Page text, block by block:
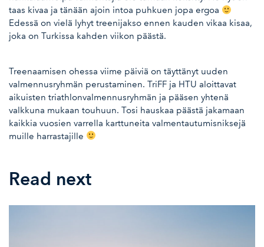
taas kivaa ja tänään ajoin intoa puhkuen jopa ergoa
Edessä on vielä lyhyt treenijakso ennen kauden vikaa kisaa,
joka on Turkissa kahden viikon päästä.
Treenaamisen ohessa viime päiviä on täyttänyt uuden
valmennusryhmän perustaminen. TriFF ja HTU aloittavat
aikuisten triathlonvalmennusryhmän ja pääsen yhtenä
valkkuna mukaan touhuun. Tosi hauskaa päästä jakamaan
kaikkia vuosien varrella karttuneita valmentautumisniksejä
muille harrastajille
Read next